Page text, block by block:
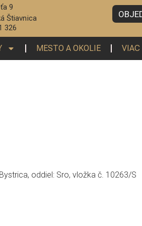
9
Štiavnica
326
MESTO A OKOLIE VIAC
oddiel: Sro, vložka č. 10263/S